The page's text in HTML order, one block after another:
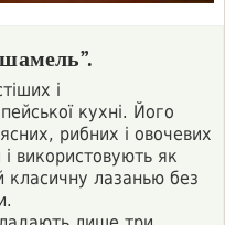
і
кухні. Його
рибних і овочевих
використовують як
класичну лазанью без